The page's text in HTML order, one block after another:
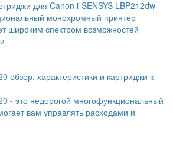
для Canon i-SENSYS LBP212dw
монохромный принтер
широким спектром возможностей
обзор, характеристики и картриджи к
- это недорогой многофункциональный
вам управлять расходами и